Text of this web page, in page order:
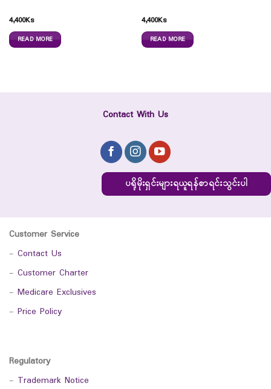
4,400Ks
READ MORE
4,400Ks
READ MORE
Contact With Us
ပရိုမိုးရှင်းများရယူရန်စာရင်းသွင်းပါ
Customer Service
- Contact Us
- Customer Charter
- Medicare Exclusives
- Price Policy
Regulatory
- Trademark Notice